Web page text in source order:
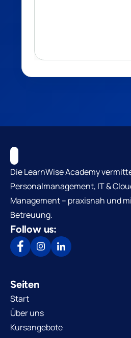
Die LearnWise Academy
Personalmanagement, IT &
Management – praxisnah und
Betreuung.
Follow us:
Seiten
Start
Über uns
Kursangebote